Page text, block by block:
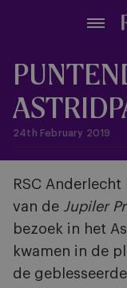
content
24th February 2019
RSC
van de Jupiler
bezoek in het
kwamen in de
de